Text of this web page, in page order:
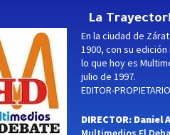
La
En la ciudad de
1900, con su
lo que hoy es
julio de 1997.
EDITOR-
DIRECTOR: Daniel